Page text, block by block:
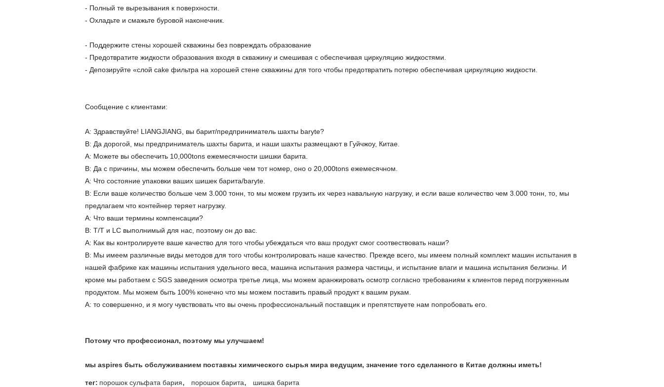
- Полный те вырезывания к поверхности.
- Охладьте и смажьте буровой наконечник.
- Поддержите стены хорошей скважины без повреждать образование
- Предотвратите жидкости образования входя в скважину и смешивая с обеспечивая циркуляцию жидкостями.
- Депозируйте «слой cake фильтра на хорошей стене скважины для того чтобы предотвратить потерю обеспечивая циркуляцию жидкости.
Сообщение с клиентами:
A: Здравствуйте! LIANGJIANG, вы барит/предприниматель шахты baryte?
B: Да дорогой, мы предприниматель шахты барита, и наши шахты размещают в Гуйчжоу, Китае.
A: Можете вы обеспечить 10,000tons ежемесячности шишки барита.
B: Да с причины, мы можем обеспечить больше чем тот номер, оно о 20,000tons ежемесячном.
A: Что состояние упаковки ваших шишек барита/baryte.
B: Если ваше количество больше чем 3.000 тонн, то мы можем грузить их через навальную нагрузку, и если ваше количество чем 3.000 тонн, то, мы
предлагаем что контейнер теряет нагрузку.
A: Что ваши термины компенсации?
B: T/T и LC выполнимый для нас, поэтому он до вас.
A: Как вы контролируете ваше качество для того чтобы убеждаться что ваш продукт смог соотвествовать наши?
B: Мы имеем различные виды методов для того чтобы контролировать наше качество. Прежде всего, мы имеем полный комплект машин испытания в
нашей фабрике как машины испытания удельного веса, машина испытания размера частицы, и испытание влаги и машина испытания белизны. И
кроме мы работаем с SGS заведения осмотра третье лица, мы можем аранжировать осмотр согласно требованиям к клиентов перед погруженным
продуктом. Мы можем быть 100% конечно что мы можем поставить правый продукт к вашим рукам.
A: то совершенно, и я могу чувствовать что вы очень профессиональный поставщик и препятствуете нам попробовать его.
Потому что профессионал, поэтому мы улучшаем!
мы aspires быть обслуживанием поставкы химического сырья мира ведущим, значение того сделанного в Китае должны иметь!
тег: порошок сульфата бария, порошок барита, шишка барита